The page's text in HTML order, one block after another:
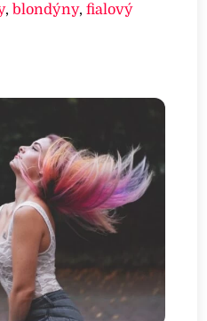
,blondýny,fialový